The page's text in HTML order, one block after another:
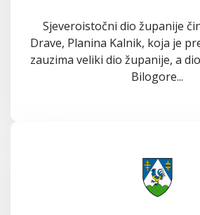
Sjeveroistočni dio županije
Drave, Planina Kalnik, koja je
zauzima veliki dio županije, a
Bilogore...